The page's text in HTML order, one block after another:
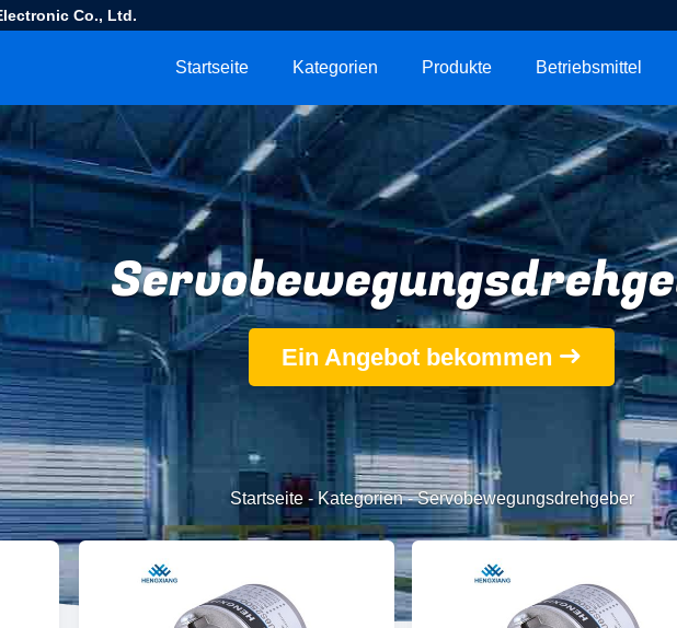
Co., Ltd.
Startseite Kategorien Produkte Betriebsmittel
Ein Angebot bekommen
Startseite-Kategorien-Servobewegungsdrehgeber